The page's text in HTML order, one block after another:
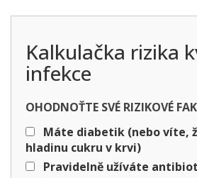
Kalkulačka rizika
infekce
OHODNOŤTE SVÉ RIZIKOVÉ
Máte diabetik (nebo víte,
hladinu cukru v krvi)
Pravidelně užíváte